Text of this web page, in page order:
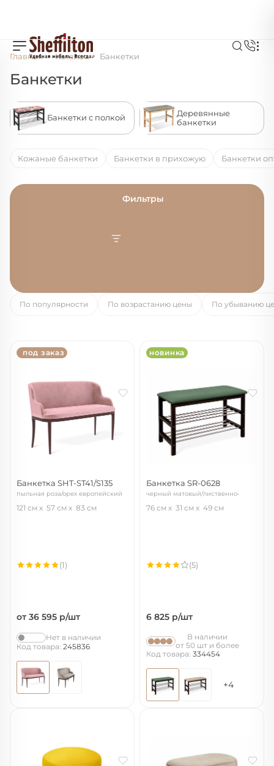
Главная Каталог Банкетки
Банкетки
Банкетки с полкой
Деревянные
банкетки
Кожаные банкетки Банкетки в прихожую Банкетки
Фильтры
По популярности По возрастанию цены По убыванию
под заказ
Банкетка SHT-ST41/S135
пыльная роза/орех европейский
121 см 57 см 83 см
от 36 595 р/шт
(1)
Нет в наличии
Код товара: 245836
новинка
Банкетка SR-0628
черный матовый/лиственно-
зеленый
76 см 31 см 49 см
6 825 р/шт
(5)
В наличии
от 50 шт и более
Код товара: 334454
+4